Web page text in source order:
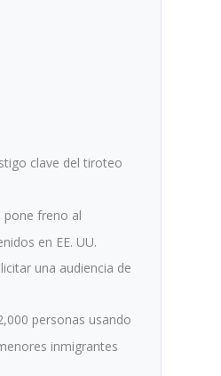
clave del tiroteo
pone freno al
en EE. UU.
una audiencia de
personas usando
inmigrantes